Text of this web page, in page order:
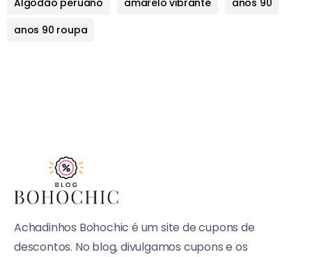
Algodão peruano
amarelo vibrante
anos 90
anos 90 roupa
Achadinhos Bohochic é um site de cupons de
descontos. No blog, divulgamos cupons e os